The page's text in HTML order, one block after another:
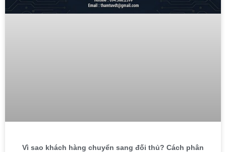
Vì sao khách hàng chuyển sang đối thủ? Cách phân